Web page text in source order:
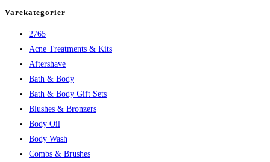
Varekategorier
2765
Acne Treatments & Kits
Aftershave
Bath & Body
Bath & Body Gift Sets
Blushes & Bronzers
Body Oil
Body Wash
Combs & Brushes